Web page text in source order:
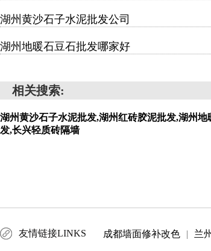
湖州黄沙石子水泥批发公司
湖州地暖石豆石批发哪家好
相关搜索:
湖州黄沙石子水泥批发,湖州红砖胶泥批发,湖州
发,长兴轻质砖隔墙
友情链接LINKS 成都墙面修补改色 | 兰